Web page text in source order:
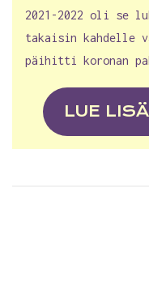
2021-2022 oli se
takaisin kahdelle
päihitti koronan
LUE